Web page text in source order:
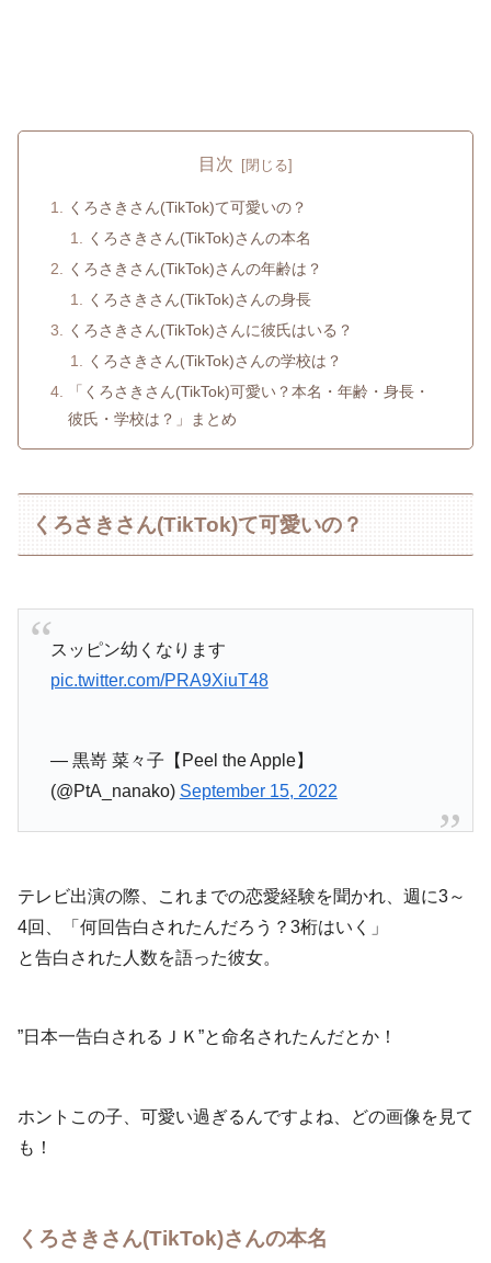
目次
くろさきさん(TikTok)て可愛いの？
くろさきさん(TikTok)さんの本名
くろさきさん(TikTok)さんの年齢は？
くろさきさん(TikTok)さんの身長
くろさきさん(TikTok)さんに彼氏はいる？
くろさきさん(TikTok)さんの学校は？
「くろさきさん(TikTok)可愛い？本名・年齢・身長・
彼氏・学校は？」まとめ
くろさきさん(TikTok)て可愛いの？
スッピン幼くなります
pic.twitter.com/PRA9XiuT48
— 黒嵜 菜々子【Peel the Apple】
(@PtA_nanako) September 15, 2022
テレビ出演の際、これまでの恋愛経験を聞かれ、週に3～
4回、「何回告白されたんだろう？3桁はいく」
と告白された人数を語った彼女。
”日本一告白されるＪＫ”と命名されたんだとか！
ホントこの子、可愛い過ぎるんですよね、どの画像を見て
も！
くろさきさん(TikTok)さんの本名